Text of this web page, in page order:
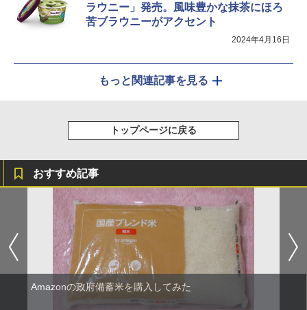
ラウニー」発売。風味豊かな抹茶にほろ
苦ブラウニーがアクセント
2024年4月16日
もっと関連記事を見る
トップページに戻る
おすすめ記事
Amazonの政府備蓄米を購入してみた